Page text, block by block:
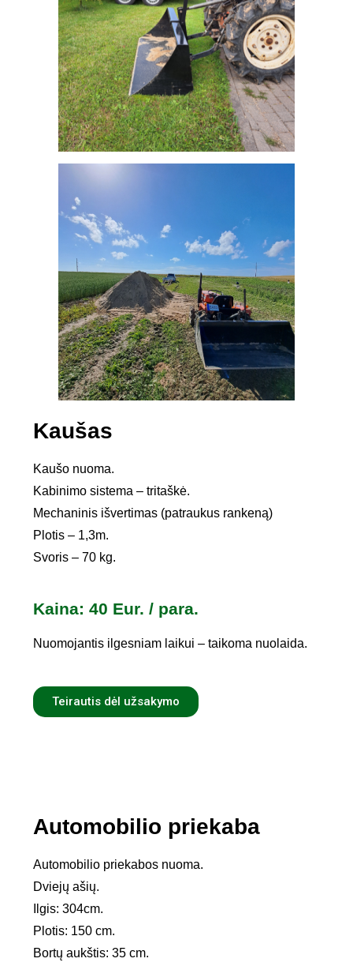
Kaušas
Kaušo nuoma.
Kabinimo sistema – tritaškė.
Mechaninis išvertimas (patraukus rankeną)
Plotis – 1,3m.
Svoris – 70 kg.
Kaina: 40 Eur. / para.
Nuomojantis ilgesniam laikui – taikoma nuolaida.
Teirautis dėl užsakymo
Automobilio priekaba
Automobilio priekabos nuoma.
Dviejų ašių.
Ilgis: 304cm.
Plotis: 150 cm.
Bortų aukštis: 35 cm.